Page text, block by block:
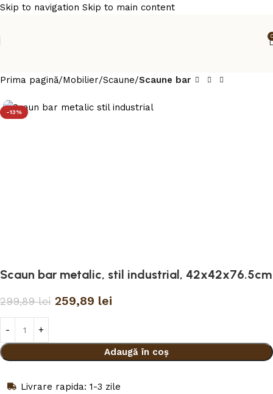
Skip to navigation Skip to main content
Prima pagină Mobilier Scaune Scaune bar
-13%
Scaun bar metalic, stil industrial, 42x42x76.5cm
299,89lei 259,89 lei
Adaugă în coș
Livrare rapida: 1-3 zile